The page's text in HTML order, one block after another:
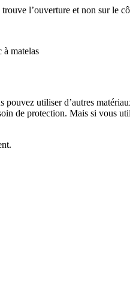
l’ouverture et non sur le
utiliser d’autres
de protection. Mais si vous